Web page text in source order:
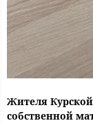
Жителя
собственной